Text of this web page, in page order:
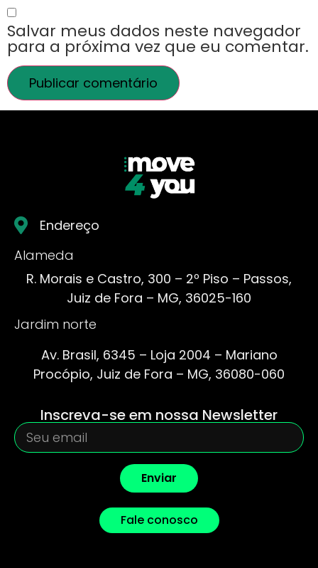
Salvar meus dados neste navegador
para a próxima vez que eu comentar.
Endereço
Alameda
R. Morais e Castro, 300 – 2º Piso – Passos,
Juiz de Fora – MG, 36025-160
Jardim norte
Av. Brasil, 6345 – Loja 2004 – Mariano
Procópio, Juiz de Fora – MG, 36080-060
Inscreva-se em nossa Newsletter
Enviar
Fale conosco